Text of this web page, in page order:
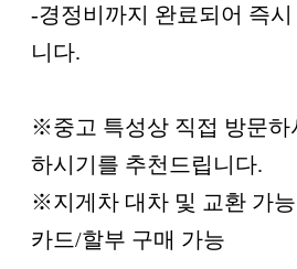
-경정비까지 완료되어 즉
니다.
※중고 특성상 직접 방문하
하시기를 추천드립니다.
※지게차 대차 및 교환 가능
카드/할부 구매 가능